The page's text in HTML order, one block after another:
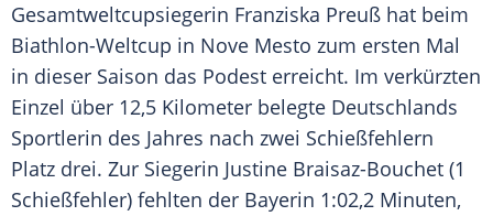
Gesamtweltcupsiegerin Franziska Preuß hat beim
Biathlon-Weltcup in Nove Mesto zum ersten Mal
in dieser Saison das Podest erreicht. Im verkürzten
Einzel über 12,5 Kilometer belegte Deutschlands
Sportlerin des Jahres nach zwei Schießfehlern
Platz drei. Zur Siegerin Justine Braisaz-Bouchet (1
Schießfehler) fehlten der Bayerin 1:02,2 Minuten,